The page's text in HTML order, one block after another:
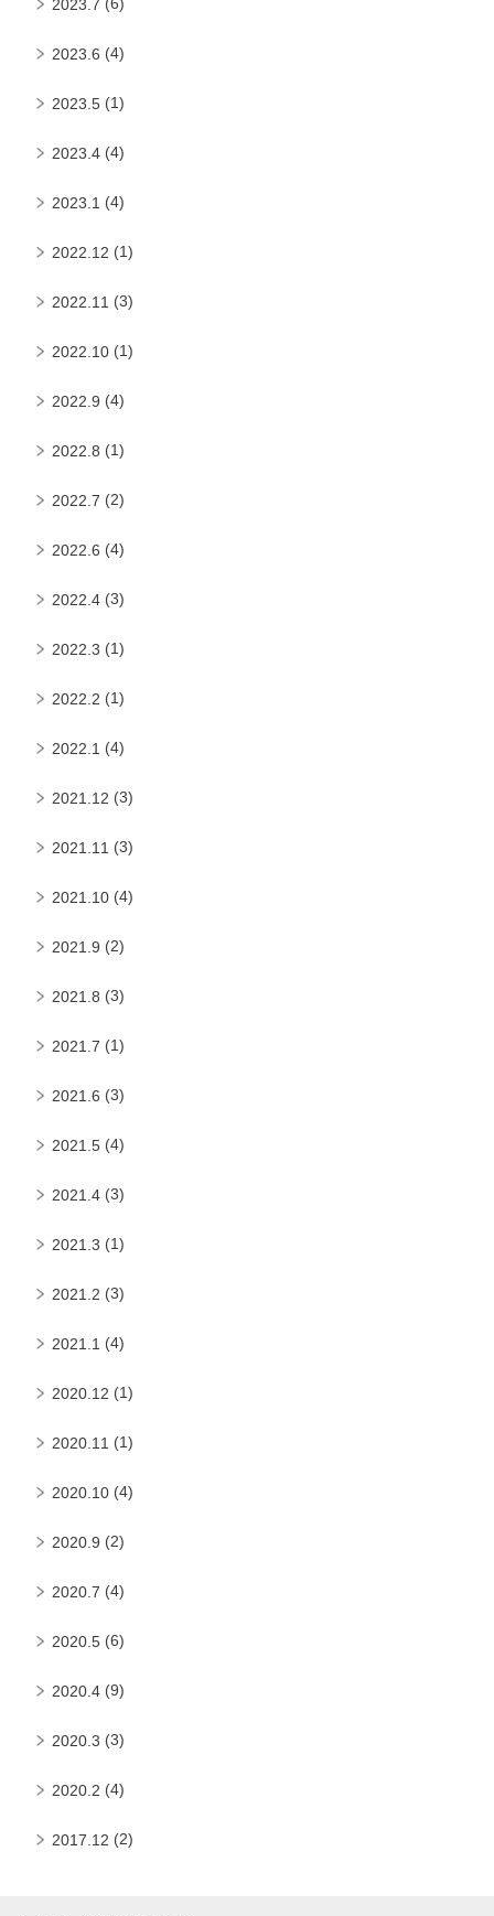
2023.7
2023.6 (4)
2023.5 (1)
2023.4 (4)
2023.1 (4)
2022.12 (1)
2022.11 (3)
2022.10 (1)
2022.9 (4)
2022.8 (1)
2022.7 (2)
2022.6 (4)
2022.4 (3)
2022.3 (1)
2022.2 (1)
2022.1 (4)
2021.12 (3)
2021.11 (3)
2021.10 (4)
2021.9 (2)
2021.8 (3)
2021.7 (1)
2021.6 (3)
2021.5 (4)
2021.4 (3)
2021.3 (1)
2021.2 (3)
2021.1 (4)
2020.12 (1)
2020.11 (1)
2020.10 (4)
2020.9 (2)
2020.7 (4)
2020.5 (6)
2020.4 (9)
2020.3 (3)
2020.2 (4)
2017.12 (2)